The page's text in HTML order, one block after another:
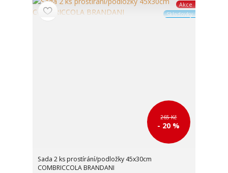
Akce
Skladovky
265 Kč
- 20 %
Sada 2 ks prostírání/podložky 45x30cm
COMBRICCOLA BRANDANI